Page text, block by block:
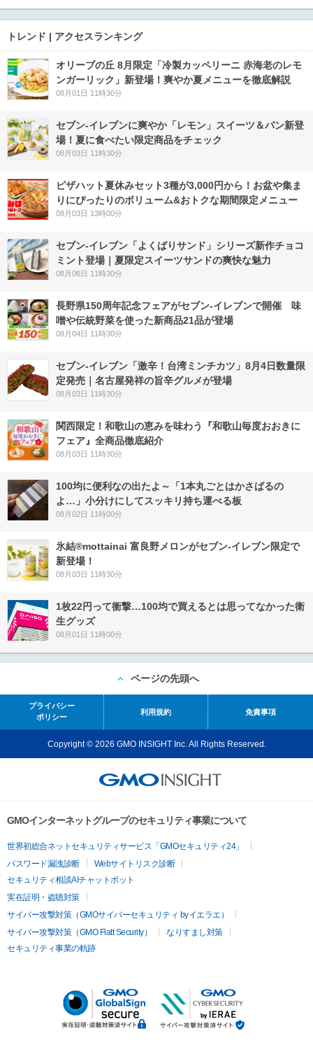
トレンド | アクセスランキング
オリーブの丘 8月限定「冷製カッペリーニ 赤海老のレモ
ンガーリック」新登場！爽やか夏メニューを徹底解説
08月01日 11時30分
セブン‐イレブンに爽やか「レモン」スイーツ＆パン新登
場！夏に食べたい限定商品をチェック
08月03日 11時30分
ピザハット夏休みセット3種が3,000円から！お盆や集ま
りにぴったりのボリューム&おトクな期間限定メニュー
08月03日 13時00分
セブン‐イレブン「よくばりサンド」シリーズ新作チョコ
ミント登場｜夏限定スイーツサンドの爽快な魅力
08月06日 11時30分
長野県150周年記念フェアがセブン-イレブンで開催 味
噌や伝統野菜を使った新商品21品が登場
08月04日 11時30分
セブン-イレブン「激辛！台湾ミンチカツ」8月4日数量限
定発売｜名古屋発祥の旨辛グルメが登場
08月03日 11時30分
関西限定！和歌山の恵みを味わう『和歌山毎度おおきに
フェア』全商品徹底紹介
08月03日 11時30分
100均に便利なの出たよ～「1本丸ごとはかさばるの
よ…」小分けにしてスッキリ持ち運べる板
08月02日 11時00分
氷結®mottainai 富良野メロンがセブン‐イレブン限定で
新登場！
08月03日 11時30分
1枚22円って衝撃…100均で買えるとは思ってなかった衛
生グッズ
08月01日 11時00分
ページの先頭へ
プライバシー
ポリシー
利用規約 免責事項
Copyright © 2026 GMO INSIGHT Inc. All Rights Reserved.
GMOインターネットグループのセキュリティ事業について
世界初総合ネットセキュリティサービス「GMOセキュリティ24」
パスワード漏洩診断
Webサイトリスク診断
セキュリティ相談AIチャットボット
実在証明・盗聴対策
サイバー攻撃対策（GMOサイバーセキュリティ byイエラエ）
サイバー攻撃対策（GMO Flatt Security）
なりすまし対策
セキュリティ事業の軌跡